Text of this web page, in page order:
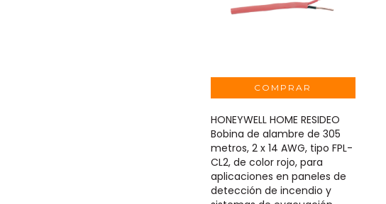
HONEYWELL HOME RESIDEO
Bobina de alambre de 305
metros, 2 x 14 AWG, tipo FPL-
CL2, de color rojo, para
aplicaciones en paneles de
detección de incendio y